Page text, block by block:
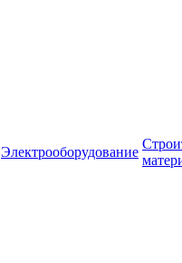
Электрооборудование